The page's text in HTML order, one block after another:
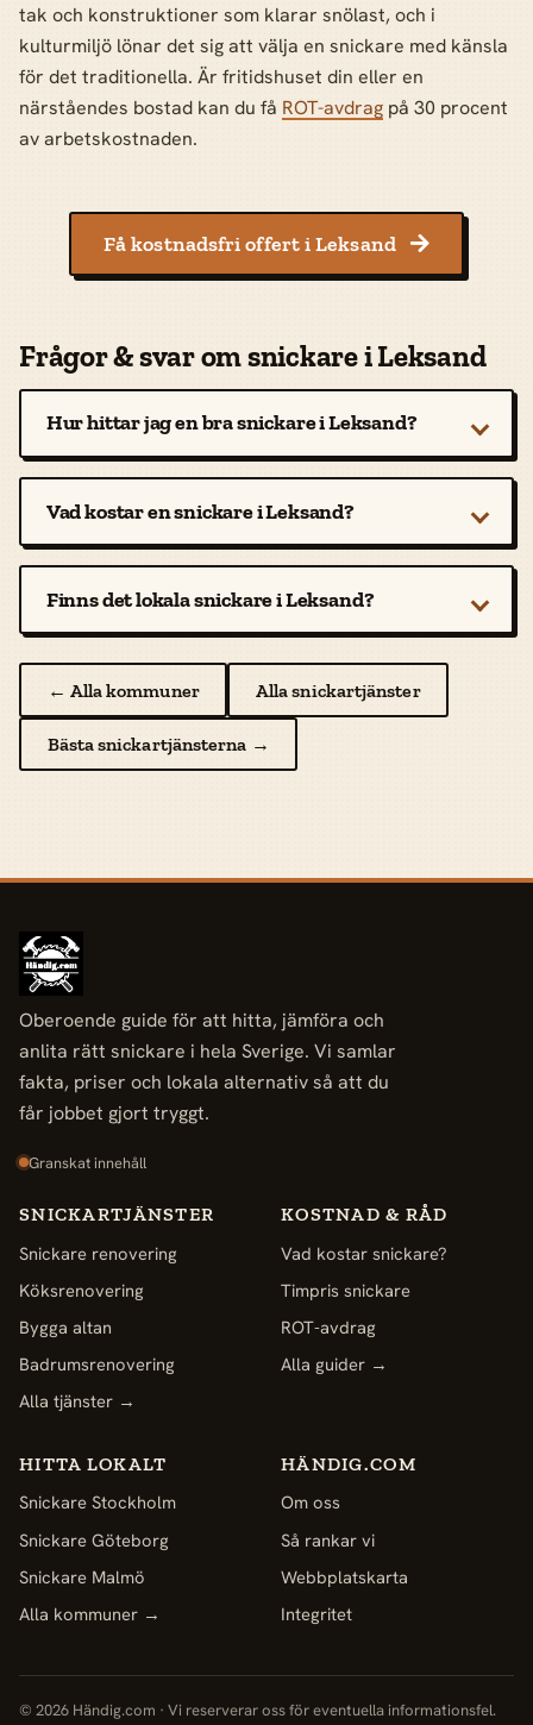
tak och konstruktioner som klarar snölast, och i
kulturmiljö lönar det sig att välja en snickare med känsla
för det traditionella. Är fritidshuset din eller en
närståendes bostad kan du få ROT-avdrag på 30 procent
av arbetskostnaden.
Få kostnadsfri offert i Leksand 
Frågor & svar om snickare i Leksand
Hur hittar jag en bra snickare i Leksand?
Vad kostar en snickare i Leksand?
Finns det lokala snickare i Leksand?
← Alla kommuner Alla snickartjänster
Bästa snickartjänsterna →
Oberoende guide för att hitta, jämföra och
anlita rätt snickare i hela Sverige. Vi samlar
fakta, priser och lokala alternativ så att du
får jobbet gjort tryggt.
Granskat innehåll
SNICKARTJÄNSTER
Snickare renovering
Köksrenovering
Bygga altan
Badrumsrenovering
Alla tjänster →
KOSTNAD & RÅD
Vad kostar snickare?
Timpris snickare
ROT-avdrag
Alla guider →
HITTA LOKALT
Snickare Stockholm
Snickare Göteborg
Snickare Malmö
Alla kommuner →
HÄNDIG.COM
Om oss
Så rankar vi
Webbplatskarta
Integritet
© 2026 Händig.com · Vi reserverar oss för eventuella informationsfel.